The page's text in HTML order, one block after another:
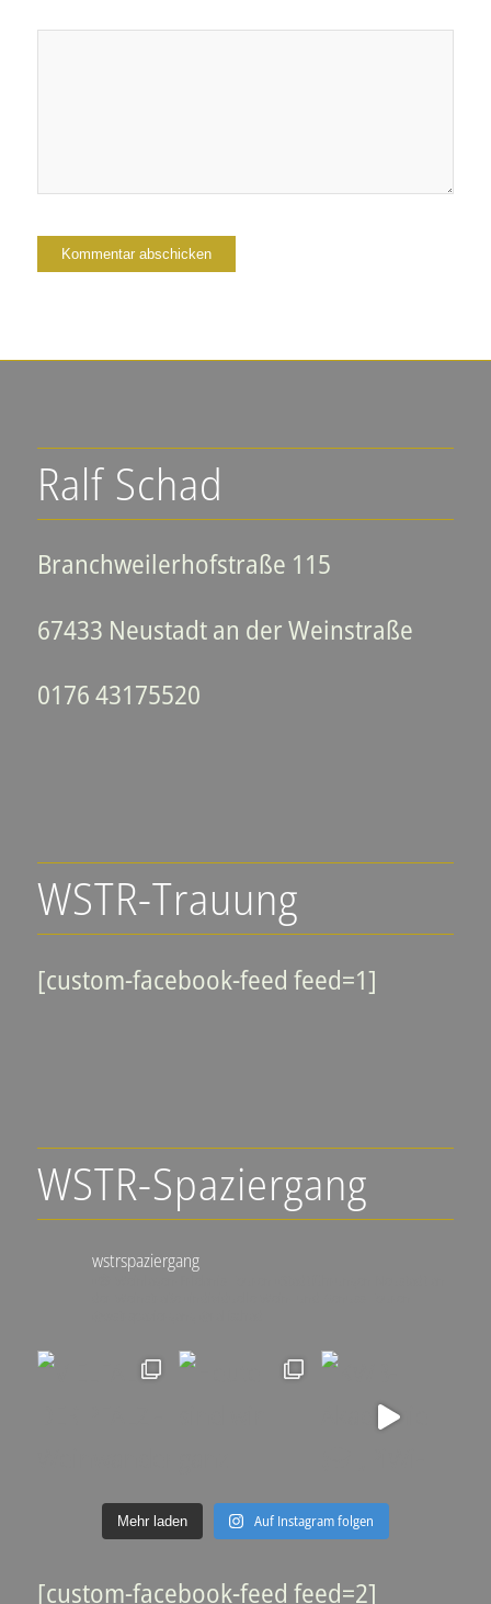
Ralf Schad
Branchweilerhofstraße 115
67433 Neustadt an der Weinstraße
0176 43175520
WSTR-Trauung
[custom-facebook-feed feed=1]
WSTR-Spaziergang
wstrspaziergang
Mehr laden Auf Instagram folgen
[custom-facebook-feed feed=2]